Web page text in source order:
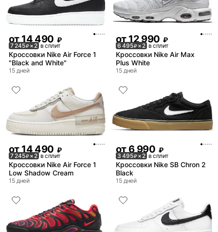
от14 490 ₽
7 245₽× 2 в сплит
Кроссовки Nike Air Force 1
"Black and White"
15 дней
от12 990 ₽
6 495₽× 2 в сплит
Кроссовки Nike Air Max
Plus White
15 дней
от 14 490 ₽
7 245₽× 2 в сплит
Кроссовки Nike Air Force 1
Low Shadow Cream
15 дней
от 6 990 ₽
3 495₽× 2 в сплит
Кроссовки Nike SB Chron 2
Black
15 дней